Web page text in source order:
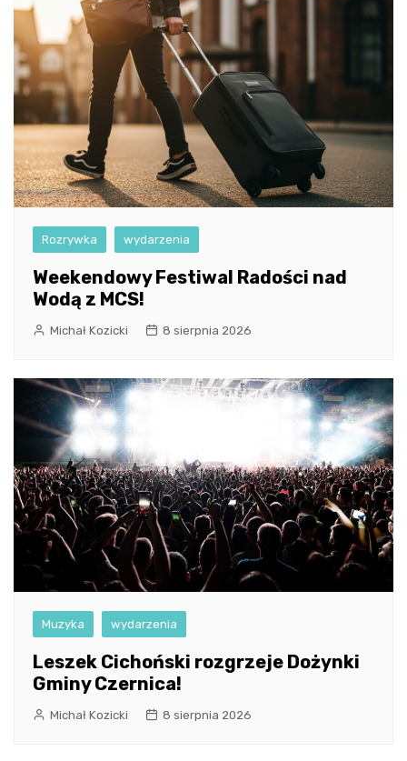
Rozrywka wydarzenia
Weekendowy Festiwal Radości nad
Wodą z MCS!
Michał Kozicki 8 sierpnia 2026
Muzyka wydarzenia
Leszek Cichoński rozgrzeje Dożynki
Gminy Czernica!
Michał Kozicki 8 sierpnia 2026